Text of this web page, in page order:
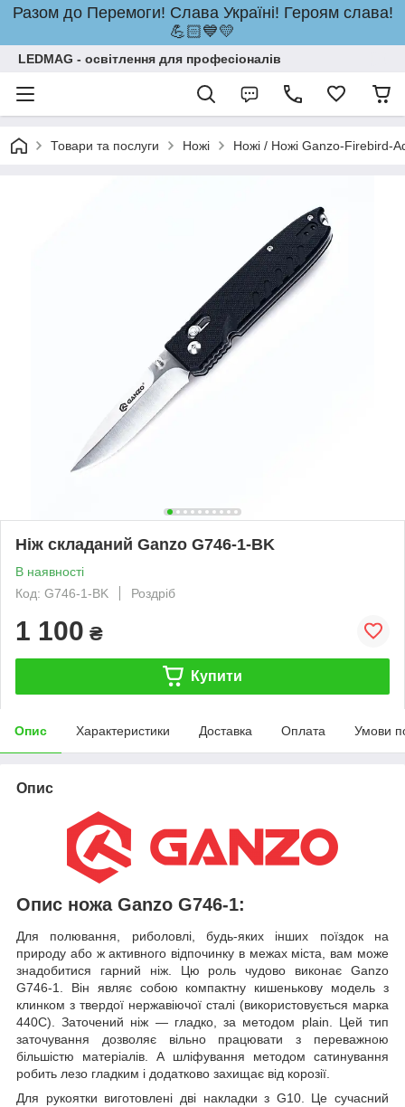
Разом до Перемоги! Слава Україні! Героям слава!
💪🏻💙💛
LEDMAG - освітлення для професіоналів
Товари та послуги Ножі Ножі / Ножі Ganzo-Firebird-
Ніж складаний Ganzo G746-1-BK
В наявності
Код: G746-1-BK
Роздріб
1 100 ₴
Купити
Опис Характеристики Доставка Оплата Умови
Опис
Опис ножа Ganzo G746-1:
Для полювання, риболовлі, будь-яких інших поїздок на
природу або ж активного відпочинку в межах міста, вам може
знадобитися гарний ніж. Цю роль чудово виконає Ganzo
G746-1. Він являє собою компактну кишенькову модель з
клинком з твердої нержавіючої сталі (використовується марка
440С). Заточений ніж — гладко, за методом plain. Цей тип
заточування дозволяє вільно працювати з переважною
більшістю матеріалів. А шліфування методом сатинування
робить лезо гладким і додатково захищає від корозії.
Для рукоятки виготовлені дві накладки з G10. Це сучасний